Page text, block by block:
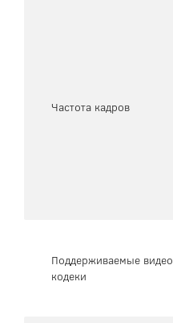
Частота кадров
Поддерживаемые видео
кодеки